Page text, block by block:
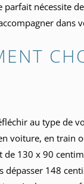
nécessite
dans
au type de
voiture, en train
130 x 90
148